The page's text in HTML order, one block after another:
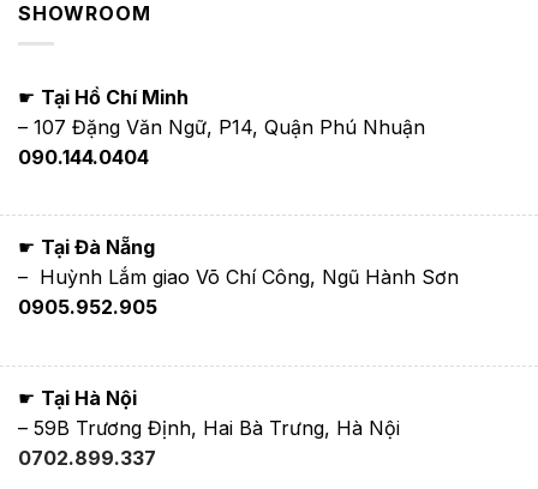
SHOWROOM
☛ Tại Hồ Chí Minh
– 107 Đặng Văn Ngữ, P14, Quận Phú Nhuận
090.144.0404
☛ Tại Đà Nẵng
– Huỳnh Lắm giao Võ Chí Công, Ngũ Hành Sơn
0905.952.905
☛ Tại Hà Nội
– 59B Trương Định, Hai Bà Trưng, Hà Nội
0702.899.337